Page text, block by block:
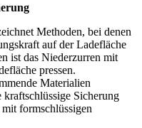
Methoden, bei denen
auf der Ladefläche
ist das Niederzurren mit
pressen.
Materialien
Sicherung
formschlüssigen